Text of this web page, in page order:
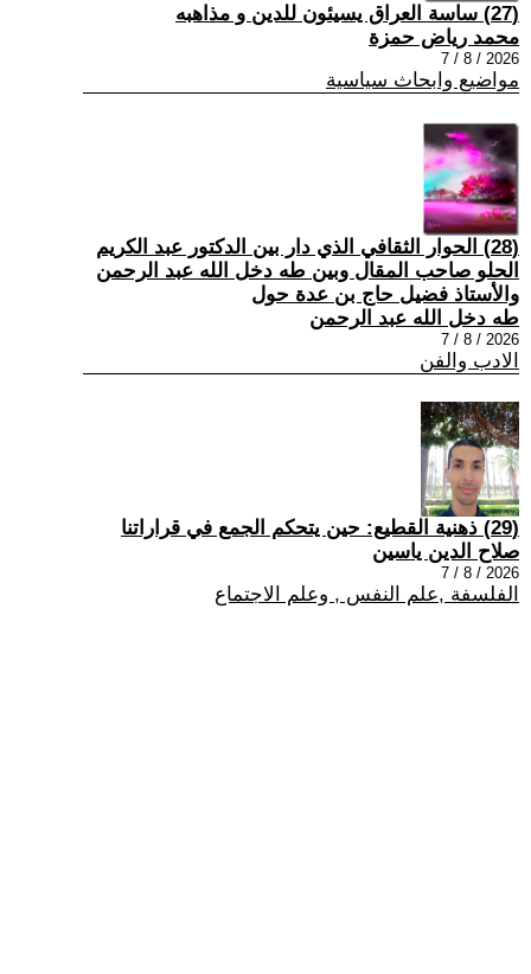
(27) ساسة العراق يسيئون للدين و مذاهبه
محمد رياض حمزة
2026 / 8 / 7
مواضيع وابحاث سياسية
(28) الحوار الثقافي الذي دار بين الدكتور عبد الكريم
الحلو صاحب المقال وبين طه دخل الله عبد الرحمن
والأستاذ فضيل حاج بن عدة حول
طه دخل الله عبد الرحمن
2026 / 8 / 7
الادب والفن
(29) ذهنية القطيع: حين يتحكم الجمع في قراراتنا
صلاح الدين ياسين
2026 / 8 / 7
الفلسفة ,علم النفس , وعلم الاجتماع